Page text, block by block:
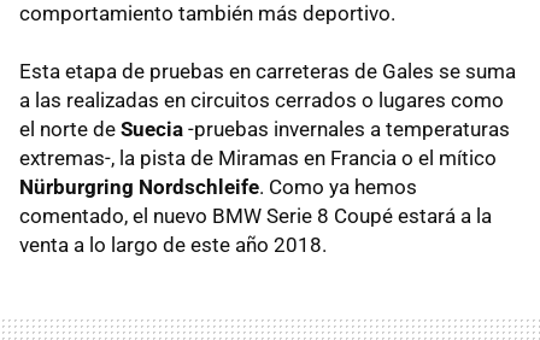
comportamiento también más deportivo.
Esta etapa de pruebas en carreteras de Gales se suma
a las realizadas en circuitos cerrados o lugares como
el norte de Suecia -pruebas invernales a temperaturas
extremas-, la pista de Miramas en Francia o el mítico
Nürburgring Nordschleife. Como ya hemos
comentado, el nuevo BMW Serie 8 Coupé estará a la
venta a lo largo de este año 2018.